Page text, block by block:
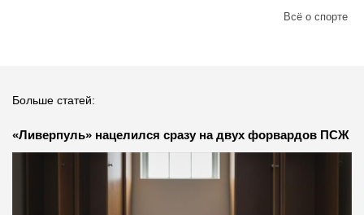
Всё о спорте
Больше статей:
«Ливерпуль» нацелился сразу на двух форвардов ПСЖ